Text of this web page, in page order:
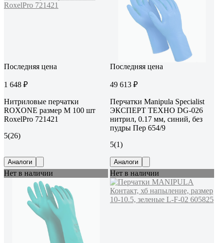
Последняя цена
1 648 ₽
Нитриловые перчатки
ROXONE размер М 100 шт
RoxelPro 721421
5(26)
Аналоги
Последняя цена
49 613 ₽
Перчатки Manipula Specialist
ЭКСПЕРТ ТЕХНО DG-026
нитрил, 0.17 мм, синий, без
пудры Пер 654/9
5(1)
Аналоги
Нет в наличии Нет в наличии